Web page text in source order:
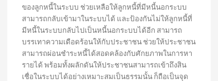
ของลูกหนี้ในระบบ ช่วยเหลือให้ลูกหนี้ที่มีหนี้นอกระบบ
สามารถกลับเข้ามาในระบบได้ และป้องกันไม่ให้ลูกหนี้ที่
มีหนี้ในระบบกลับไปเป็นหนี้นอกระบบได้อีก สามารถ
บรรเทาความเดือดร้อนให้กับประชาชน ช่วยให้ประชาชน
สามารถผ่อนชำระหนี้ได้สอดคล้องกับศักยภาพในการหา
รายได้ พร้อมทั้งผลักดันให้ประชาชนสามารถเข้าถึงสิน
เชื่อในระบบได้อย่างเหมาะสมเป็นธรรมนั้น ก็ถือเป็นจุด